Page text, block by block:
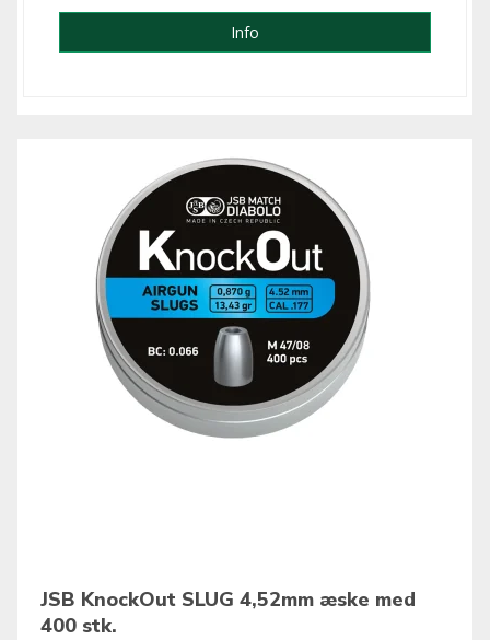
Info
JSB KnockOut SLUG 4,52mm æske med
400 stk.